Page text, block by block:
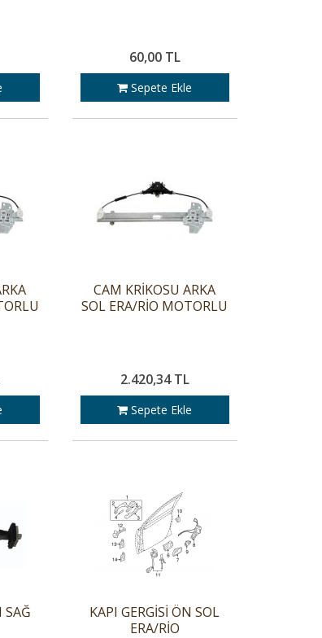
60,00 TL
Sepete Ekle
CAM KRİKOSU ARKA
SOL ERA/RİO MOTORLU
2.420,34 TL
Sepete Ekle
SAĞ
KAPI GERGİSİ ÖN SOL
ERA/RİO